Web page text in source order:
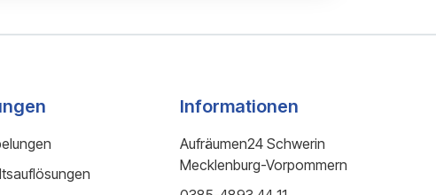
Informationen
Aufräumen24 Schwerin
Mecklenburg-Vorpommern